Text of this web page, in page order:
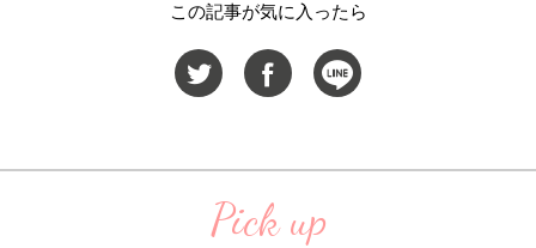
この記事が気に入ったら
Pick up